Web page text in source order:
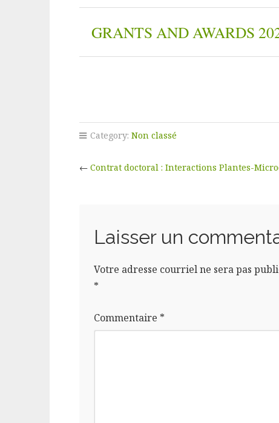
GRANTS AND AWARDS
Category: Non classé
← Contrat doctoral : Interactions Plantes-
Laisser un
Votre adresse courriel ne sera pas
*
Commentaire *